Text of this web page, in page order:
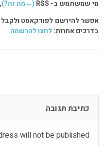
מי שמשתמש ב- RSS (←מה זה?)
אפשר להירשם לפודקאסט
בדרכים אחרות:לחצו להרשמה
כתיבת תגובה
will not be published.